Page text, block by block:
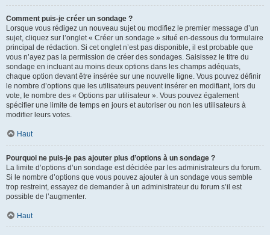
Comment puis-je créer un sondage ?
Lorsque vous rédigez un nouveau sujet ou modifiez le premier message d’un
sujet, cliquez sur l’onglet « Créer un sondage » situé en-dessous du formulaire
principal de rédaction. Si cet onglet n’est pas disponible, il est probable que
vous n’ayez pas la permission de créer des sondages. Saisissez le titre du
sondage en incluant au moins deux options dans les champs adéquats,
chaque option devant être insérée sur une nouvelle ligne. Vous pouvez définir
le nombre d’options que les utilisateurs peuvent insérer en modifiant, lors du
vote, le nombre des « Options par utilisateur ». Vous pouvez également
spécifier une limite de temps en jours et autoriser ou non les utilisateurs à
modifier leurs votes.
Haut
Pourquoi ne puis-je pas ajouter plus d’options à un sondage ?
La limite d’options d’un sondage est décidée par les administrateurs du forum.
Si le nombre d’options que vous pouvez ajouter à un sondage vous semble
trop restreint, essayez de demander à un administrateur du forum s’il est
possible de l’augmenter.
Haut